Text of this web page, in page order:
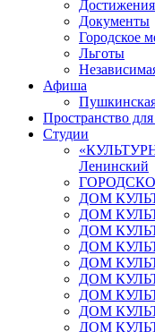
Достижения
Документы
Городское
Льготы
Афиша
Пространство для
Студии
Ленинский
ДОМ
ДОМ
ДОМ
ДОМ
ДОМ
ДОМ
ДОМ
ДОМ
ДОМ